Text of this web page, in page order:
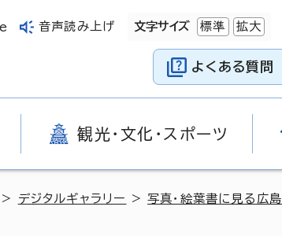
音声読み上げ 文字サイズ 標準 拡大
よくある質問
観光・文化・スポーツ
> デジタルギャラリー >写真・絵葉書に見る広島